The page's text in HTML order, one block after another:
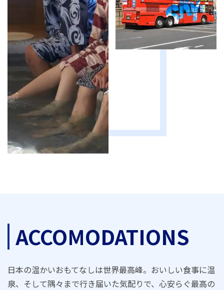
ACCOMODATIONS
日本の温かいおもてなしは世界最高峰。おいしい食事に温
泉、そして隅々まで行き届いた気配りで、心安らぐ最高の